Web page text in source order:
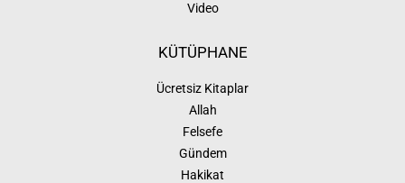
Video
KÜTÜPHANE
Ücretsiz Kitaplar
Allah
Felsefe
Gündem
Hakikat